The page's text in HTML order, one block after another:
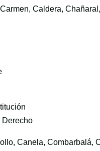
Caldera,
Derecho
Canela, Combarbalá,